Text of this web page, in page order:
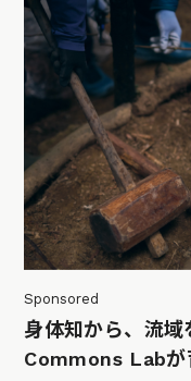
Sponsored
身体知から、流
Commons Labが